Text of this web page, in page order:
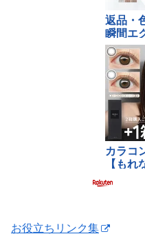
お役立ちリンク集